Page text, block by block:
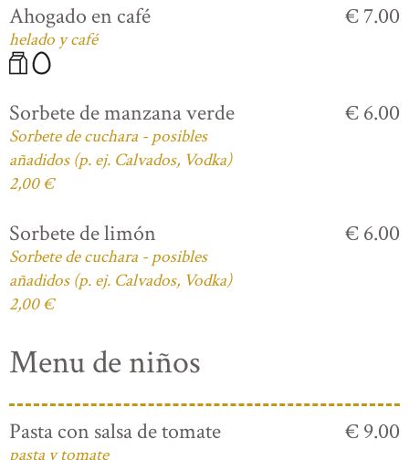
Ahogado en café
helado y café
€ 7.00
Sorbete de manzana verde
Sorbete de cuchara - posibles
añadidos (p. ej. Calvados, Vodka)
2,00 €
€ 6.00
Sorbete de limón
Sorbete de cuchara - posibles
añadidos (p. ej. Calvados, Vodka)
2,00 €
€ 6.00
Menu de niños
Pasta con salsa de tomate
pasta y tomate
€ 9.00